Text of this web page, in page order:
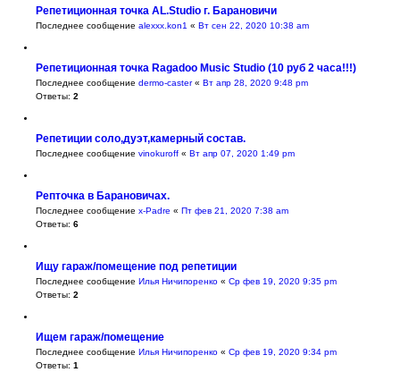
Репетиционная точка AL.Studio г. Барановичи
Последнее сообщение alexxx.kon1 « Вт сен 22, 2020 10:38 am
Репетиционная точка Ragadoo Music Studio (10 руб 2 часа!!!)
Последнее сообщение dermo-caster« Вт апр 28, 2020 9:48 pm
Ответы: 2
Репетиции соло,дуэт,камерный состав.
Последнее сообщение vinokuroff « Вт апр 07, 2020 1:49 pm
Репточка в Барановичах.
Последнее сообщение x-Padre « Пт фев 21, 2020 7:38 am
Ответы: 6
Ищу гараж/помещение под репетиции
Последнее сообщение Илья Ничипоренко « Ср фев 19, 2020 9:35 pm
Ответы: 2
Ищем гараж/помещение
Последнее сообщение Илья Ничипоренко « Ср фев 19, 2020 9:34 pm
Ответы: 1